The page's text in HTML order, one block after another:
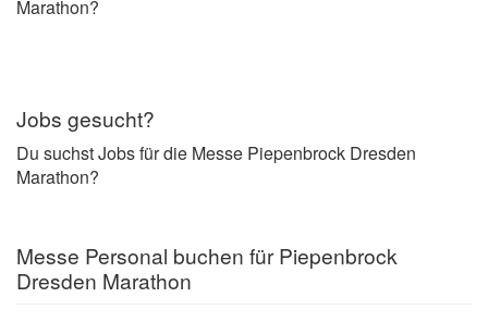
Marathon?
Jobs gesucht?
Du suchst Jobs für die Messe Piepenbrock Dresden
Marathon?
Messe Personal buchen für Piepenbrock
Dresden Marathon